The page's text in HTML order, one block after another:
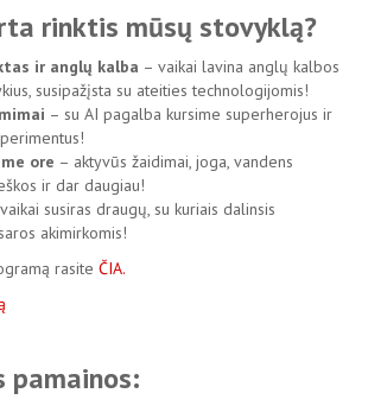
rinktis mūsų stovyklą?
ir anglų kalba – vaikai lavina anglų kalbos
susipažįsta su ateities technologijomis!
– su AI pagalba kursime superherojus ir
ore – aktyvūs žaidimai, joga, vandens
ir dar daugiau!
susiras draugų, su kuriais dalinsis
akimirkomis!
rasite ČIA.